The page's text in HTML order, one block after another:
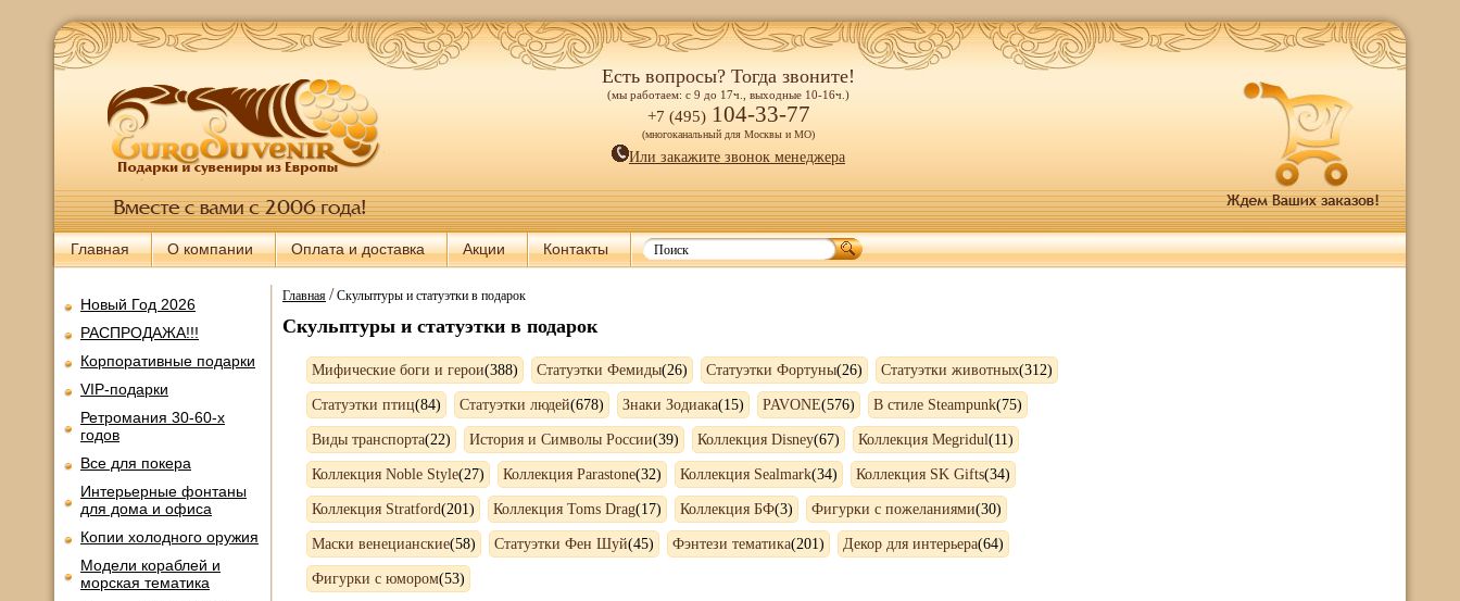
Есть вопросы? Тогда звоните!
(мы работаем: с 9 до 17ч., выходные 10-16ч.)
+7 (495) 104-33-77
(многоканальный для Москвы и МО)
Или закажите звонок менеджера
Главная О компании Оплата и доставка Акции Контакты
Новый Год 2026
РАСПРОДАЖА!!!
Корпоративные подарки
VIP-подарки
Ретромания 30-60-х
годов
Все для покера
Интерьерные фонтаны
для дома и офиса
Копии холодного оружия
Модели кораблей и
морская тематика
Главная/Скульптуры и статуэтки в подарок
Скульптуры и статуэтки в подарок
Мифические боги и герои(388) Статуэтки Фемиды(26) Статуэтки Фортуны(26) Статуэтки животных(312)
Статуэтки птиц(84) Статуэтки людей(678) Знаки Зодиака(15) PAVONE(576) В стиле Steampunk(75)
Виды транспорта(22) История и Символы России(39) Коллекция Disney(67) Коллекция Megridul(11)
Коллекция Noble Style(27) Коллекция Parastone(32) Коллекция Sealmark(34) Коллекция SK Gifts(34)
Коллекция Stratford(201) Коллекция Toms Drag(17) Коллекция БФ(3) Фигурки с пожеланиями(30)
Маски венецианские(58) Статуэтки Фен Шуй(45) Фэнтези тематика(201) Декор для интерьера(64)
Фигурки с юмором(53)